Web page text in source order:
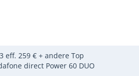
eff. 259 € + andere Top
direct Power 60 DUO